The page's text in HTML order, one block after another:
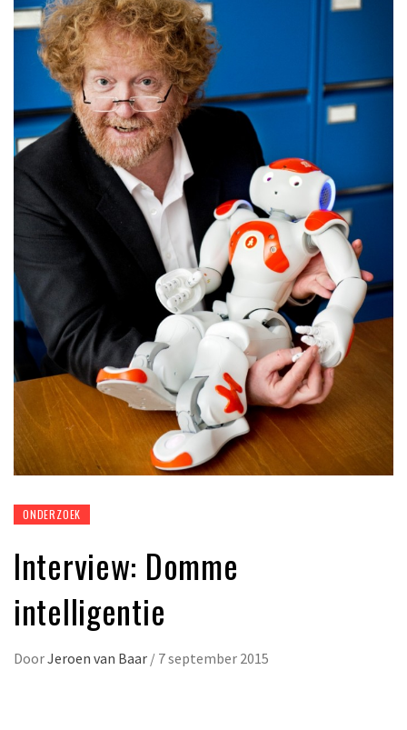
ONDERZOEK
Interview: Domme
intelligentie
DoorJeroen van Baar / 7 september 2015